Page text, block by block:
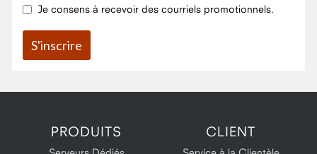
Je consens à recevoir des courriels promotionnels.
PRODUITS CLIENT